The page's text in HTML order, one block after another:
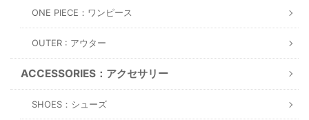
ONE PIECE：ワンピース
OUTER : アウター
ACCESSORIES：アクセサリー
SHOES：シューズ